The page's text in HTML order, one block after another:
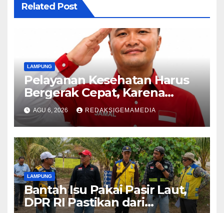
Related Post
LAMPUNG
Pelayanan Kesehatan Harus
Bergerak Cepat, Karena
Nyawa Tidak Bisa Menunggu
AGU 6, 2026 REDAKSIGEMAMEDIA
LAMPUNG
Bantah Isu Pakai Pasir Laut,
DPR RI Pastikan dari